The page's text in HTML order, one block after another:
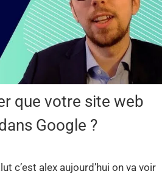
que votre site web
Google ?
c’est alex aujourd’hui on va voir